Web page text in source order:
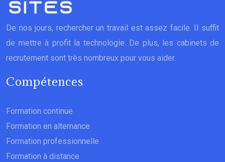
De nos jours, rechercher un travail est assez facile. Il suffit
de mettre à profit la technologie. De plus, les cabinets de
recrutement sont très nombreux pour vous aider.
Compétences
Formation continue
Formation en alternance
Formation professionnelle
Formation à distance